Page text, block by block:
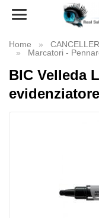
Toggle
Home
Marcatori -
BIC Velleda